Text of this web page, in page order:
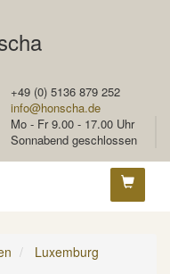
+49 (0) 5136 879 252
info@honscha.de
Mo - Fr 9.00 - 17.00 Uhr
Sonnabend geschlossen
Luxemburg